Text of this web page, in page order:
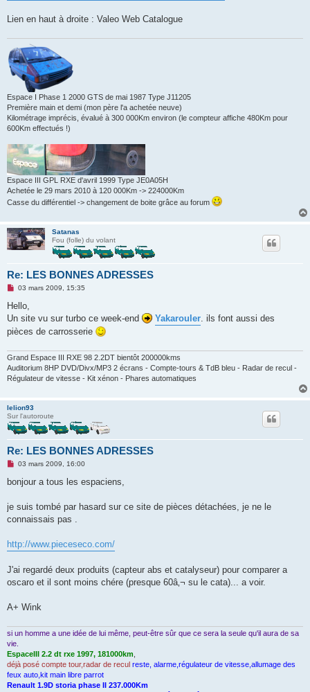
Lien en haut à droite : Valeo Web Catalogue
Espace I Phase 1 2000 GTS de mai 1987 Type J11205
Première main et demi (mon père l'a achetée neuve)
Kilométrage imprécis, évalué à 300 000Km environ (le compteur affiche 480Km pour
600Km effectués !)
Espace III GPL RXE d'avril 1999 Type JE0A05H
Achetée le 29 mars 2010 à 120 000Km -> 224000Km
Casse du différentiel -> changement de boite grâce au forum
Satanas
Fou (folle) du volant
Re: LES BONNES ADRESSES
M
s
a
g
e
o
n
l
u
03 mars 2009, 15:35
Hello,
Un site vu sur turbo ce week-end
Yakarouler. ils font aussi des
pièces de carrosserie
Grand Espace III RXE 98 2.2DT bientôt 200000kms
Auditorium 8HP DVD/Divx/MP3 2 écrans - Compte-tours & TdB bleu - Radar de recul -
Régulateur de vitesse - Kit xénon - Phares automatiques
lelion93
Sur l'autoroute
Re: LES BONNES ADRESSES
M
s
g
n
l
03 mars 2009, 16:00
bonjour a tous les espaciens,
je suis tombé par hasard sur ce site de pièces détachées, je ne le
connaissais pas .
http://www.pieceseco.com/
J'ai regardé deux produits (capteur abs et catalyseur) pour comparer a
oscaro et il sont moins chére (presque 60â‚¬ su le cata)... a voir.
A+ Wink
si un homme a une idée de lui même, peut-être sûr que ce sera la seule qu'il aura de sa
vie.
EspaceIII 2.2 dt rxe 1997, 181000km
déjà posé compte tour,radar de recul reste, alarme,régulateur de vitesse,allumage des
feux auto,kit main libre parrot
Renault 1.9D storia phase II 237.000Km